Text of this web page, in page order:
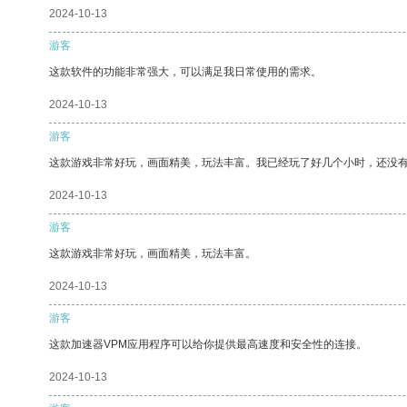
2024-10-13
游客
这款软件的功能非常强大，可以满足我日常使用的需求。
2024-10-13
游客
这款游戏非常好玩，画面精美，玩法丰富。我已经玩了好几个小时，还没
2024-10-13
游客
这款游戏非常好玩，画面精美，玩法丰富。
2024-10-13
游客
这款加速器VPM应用程序可以给你提供最高速度和安全性的连接。
2024-10-13